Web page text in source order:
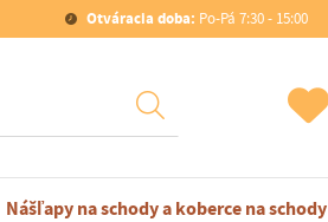
Otváracia doba: Po-Pá 7:30 - 15:00
Nášľapy na schody a koberce na schody